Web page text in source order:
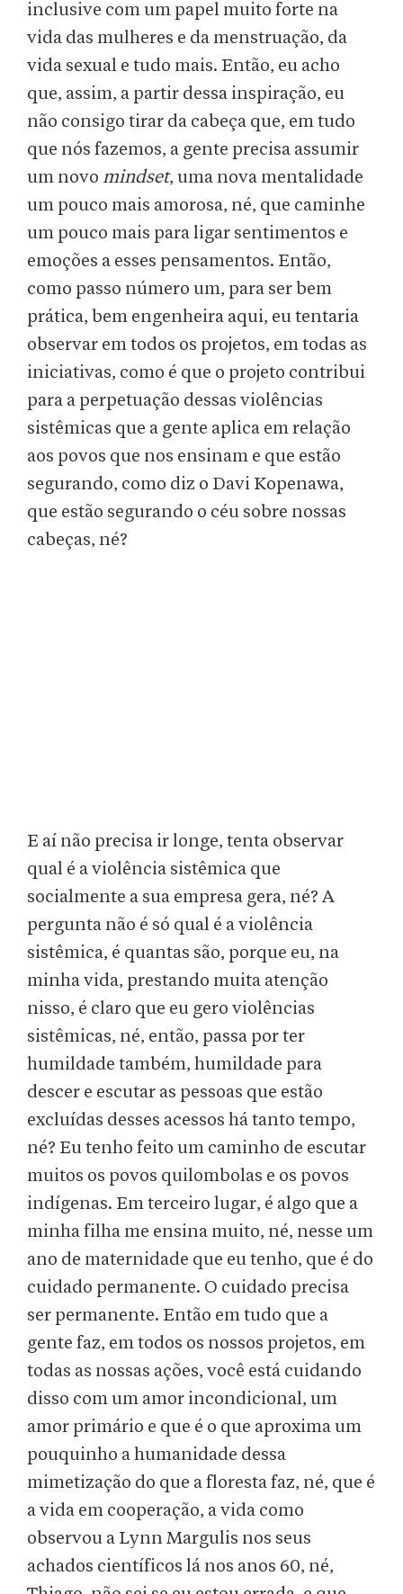
inclusive com um papel muito forte na
vida das mulheres e da menstruação, da
vida sexual e tudo mais. Então, eu acho
que, assim, a partir dessa inspiração, eu
não consigo tirar da cabeça que, em tudo
que nós fazemos, a gente precisa assumir
um novo mindset, uma nova mentalidade
um pouco mais amorosa, né, que caminhe
um pouco mais para ligar sentimentos e
emoções a esses pensamentos. Então,
como passo número um, para ser bem
prática, bem engenheira aqui, eu tentaria
observar em todos os projetos, em todas as
iniciativas, como é que o projeto contribui
para a perpetuação dessas violências
sistêmicas que a gente aplica em relação
aos povos que nos ensinam e que estão
segurando, como diz o Davi Kopenawa,
que estão segurando o céu sobre nossas
cabeças, né?
E aí não precisa ir longe, tenta observar
qual é a violência sistêmica que
socialmente a sua empresa gera, né? A
pergunta não é só qual é a violência
sistêmica, é quantas são, porque eu, na
minha vida, prestando muita atenção
nisso, é claro que eu gero violências
sistêmicas, né, então, passa por ter
humildade também, humildade para
descer e escutar as pessoas que estão
excluídas desses acessos há tanto tempo,
né? Eu tenho feito um caminho de escutar
muitos os povos quilombolas e os povos
indígenas. Em terceiro lugar, é algo que a
minha filha me ensina muito, né, nesse um
ano de maternidade que eu tenho, que é do
cuidado permanente. O cuidado precisa
ser permanente. Então em tudo que a
gente faz, em todos os nossos projetos, em
todas as nossas ações, você está cuidando
disso com um amor incondicional, um
amor primário e que é o que aproxima um
pouquinho a humanidade dessa
mimetização do que a floresta faz, né, que é
a vida em cooperação, a vida como
observou a Lynn Margulis nos seus
achados científicos lá nos anos 60, né,